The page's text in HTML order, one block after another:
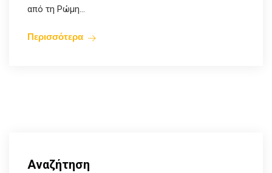
από τη Ρώμη...
Περισσότερα
Αναζήτηση